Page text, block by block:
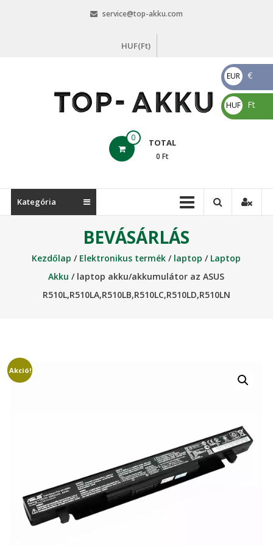
service@top-akku.com
HUF(Ft)
akku.com
0 TOTAL
0 Ft
Kategória
BEVÁSÁRLÁS
Kezdőlap / Elektronikus termék / laptop / Laptop
Akku / laptop akku/akkumulátor az ASUS
R510L,R510LA,R510LB,R510LC,R510LD,R510LN
Akció!
EUR
€
€
HUF
Ft
Ft